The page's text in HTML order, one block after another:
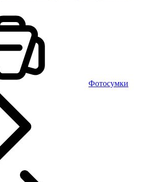
Фотосумки